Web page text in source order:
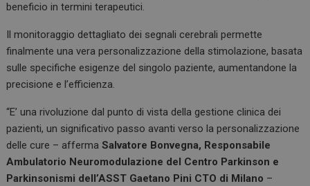
beneficio in termini terapeutici.
Il monitoraggio dettagliato dei segnali cerebrali permette
finalmente una vera personalizzazione della stimolazione, basata
sulle specifiche esigenze del singolo paziente, aumentandone la
precisione e l’efficienza.
“E’ una rivoluzione dal punto di vista della gestione clinica dei
pazienti, un significativo passo avanti verso la personalizzazione
delle cure – affermaSalvatore Bonvegna, Responsabile
Ambulatorio Neuromodulazione del Centro Parkinson e
Parkinsonismi dell’ASST Gaetano Pini CTO di Milano –